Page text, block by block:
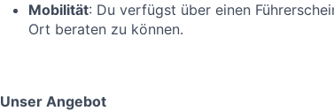
Mobilität: Du verfügst über einen
Ort beraten zu können.
Unser Angebot